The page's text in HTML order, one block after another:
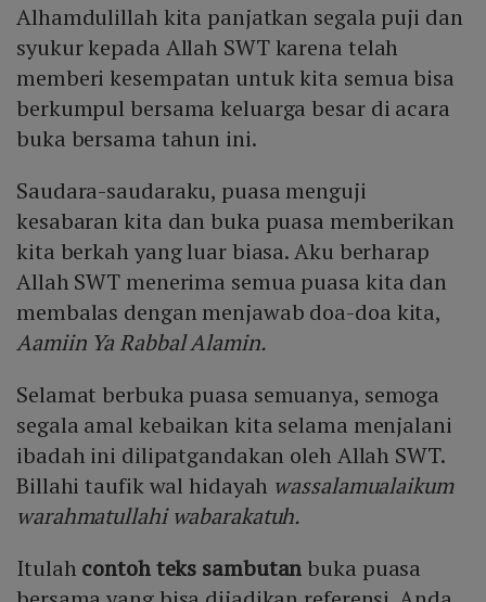
Alhamdulillah kita panjatkan segala puji dan
syukur kepada Allah SWT karena telah
memberi kesempatan untuk kita semua bisa
berkumpul bersama keluarga besar di acara
buka bersama tahun ini.
Saudara-saudaraku, puasa menguji
kesabaran kita dan buka puasa memberikan
kita berkah yang luar biasa. Aku berharap
Allah SWT menerima semua puasa kita dan
membalas dengan menjawab doa-doa kita,
Aamiin Ya Rabbal Alamin.
Selamat berbuka puasa semuanya, semoga
segala amal kebaikan kita selama menjalani
ibadah ini dilipatgandakan oleh Allah SWT.
Billahi taufik wal hidayah wassalamualaikum
warahmatullahi wabarakatuh.
Itulah contoh teks sambutanbuka puasa